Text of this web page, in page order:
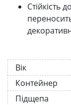
Стійкість
Вік
Контейнер
Підщепа